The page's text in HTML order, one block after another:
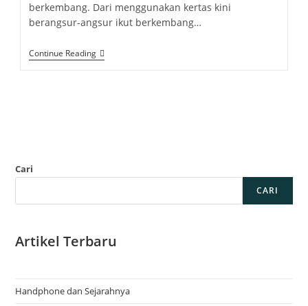
berkembang. Dari menggunakan kertas kini
berangsur-angsur ikut berkembang…
Continue ReadingKenali
3
Cari
CARI
Artikel Terbaru
Handphone dan Sejarahnya